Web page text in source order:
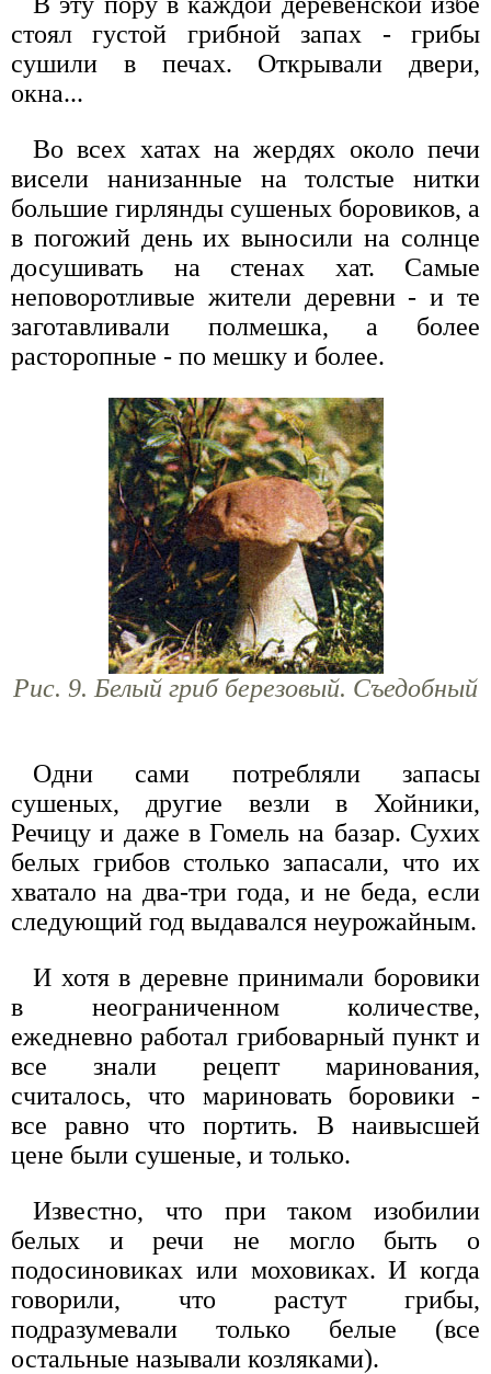
стоял густой грибной запах - грибы
сушили в печах. Открывали двери,
окна...
Во всех хатах на жердях около печи
висели нанизанные на толстые нитки
большие гирлянды сушеных боровиков, а
в погожий день их выносили на солнце
досушивать на стенах хат. Самые
неповоротливые жители деревни - и те
заготавливали полмешка, а более
расторопные - по мешку и более.
Рис. 9. Белый гриб березовый. Съедобный
Одни сами потребляли запасы
сушеных, другие везли в Хойники,
Речицу и даже в Гомель на базар. Сухих
белых грибов столько запасали, что их
хватало на два-три года, и не беда, если
следующий год выдавался неурожайным.
И хотя в деревне принимали боровики
в неограниченном количестве,
ежедневно работал грибоварный пункт и
все знали рецепт маринования,
считалось, что мариновать боровики -
все равно что портить. В наивысшей
цене были сушеные, и только.
Известно, что при таком изобилии
белых и речи не могло быть о
подосиновиках или моховиках. И когда
говорили, что растут грибы,
подразумевали только белые (все
остальные называли козляками).